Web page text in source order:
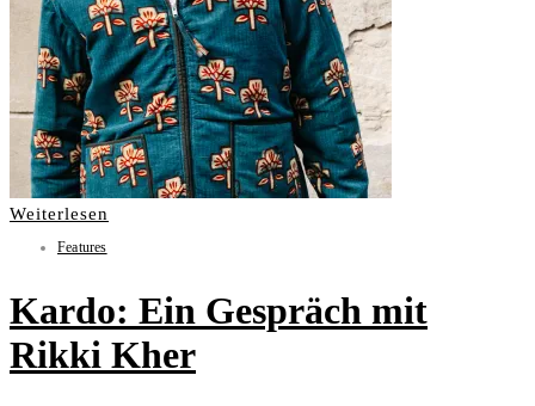
Weiterlesen
Features
Kardo: Ein Gespräch mit
Rikki Kher